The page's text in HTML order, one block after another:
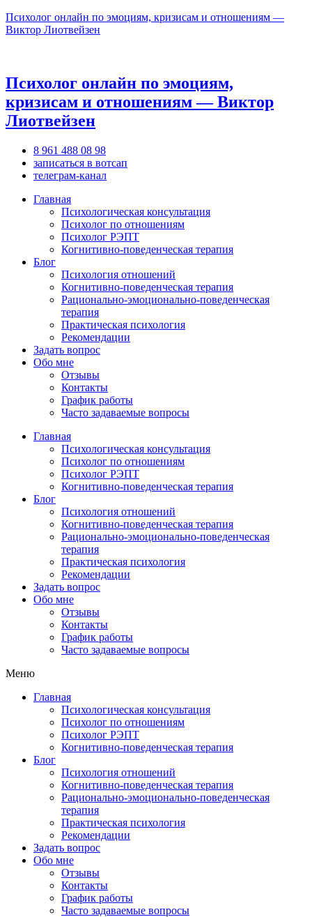
Психолог онлайн по эмоциям, кризисам и отношениям —
Виктор Лиотвейзен
Психолог онлайн по эмоциям,
кризисам и отношениям — Виктор
Лиотвейзен
8 961 488 08 98
записаться в вотсап
телеграм-канал
Главная
Психологическая консультация
Психолог по отношениям
Психолог РЭПТ
Когнитивно-поведенческая терапия
Блог
Психология отношений
Когнитивно-поведенческая терапия
Рационально-эмоционально-поведенческая
терапия
Практическая психология
Рекомендации
Задать вопрос
Обо мне
Отзывы
Контакты
График работы
Часто задаваемые вопросы
Главная
Психологическая консультация
Психолог по отношениям
Психолог РЭПТ
Когнитивно-поведенческая терапия
Блог
Психология отношений
Когнитивно-поведенческая терапия
Рационально-эмоционально-поведенческая
терапия
Практическая психология
Рекомендации
Задать вопрос
Обо мне
Отзывы
Контакты
График работы
Часто задаваемые вопросы
Меню
Главная
Психологическая консультация
Психолог по отношениям
Психолог РЭПТ
Когнитивно-поведенческая терапия
Блог
Психология отношений
Когнитивно-поведенческая терапия
Рационально-эмоционально-поведенческая
терапия
Практическая психология
Рекомендации
Задать вопрос
Обо мне
Отзывы
Контакты
График работы
Часто задаваемые вопросы